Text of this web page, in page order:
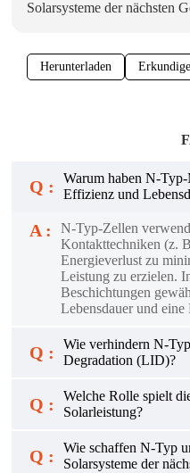
Solarsysteme der nächsten
Herunterladen
Q :
Warum haben N-
Effizienz und
A :
N-Typ-Zellen
Kontakttechniken (z.
Energieverlust zu
Leistung zu erzielen.
Beschichtungen
Lebensdauer und
Q :
Wie verhindern N-
Degradation (LID)?
Q :
Welche Rolle spielt
Solarleistung?
Q :
Wie schaffen N-Typ
Solarsysteme der